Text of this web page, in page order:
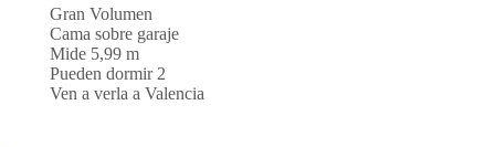
Gran Volumen
Cama sobre garaje
Mide 5,99 m
Pueden dormir 2
Ven a verla a Valencia